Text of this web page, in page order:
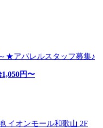
★アパレルスタッフ募集♪
1,050円〜
イオンモール和歌山 2F